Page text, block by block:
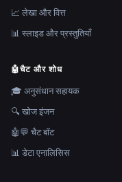
📈 लेखा और वित्त
📊 स्लाइड और प्रस्तुतियाँ
🤖चैट और शोध
🎓 अनुसंधान सहायक
🔍 खोज इंजन
🤖💬 चैट बॉट
📊 डेटा एनालिसिस